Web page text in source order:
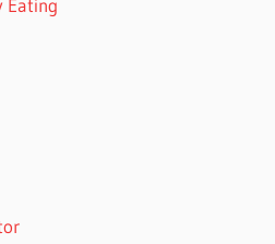
Eating